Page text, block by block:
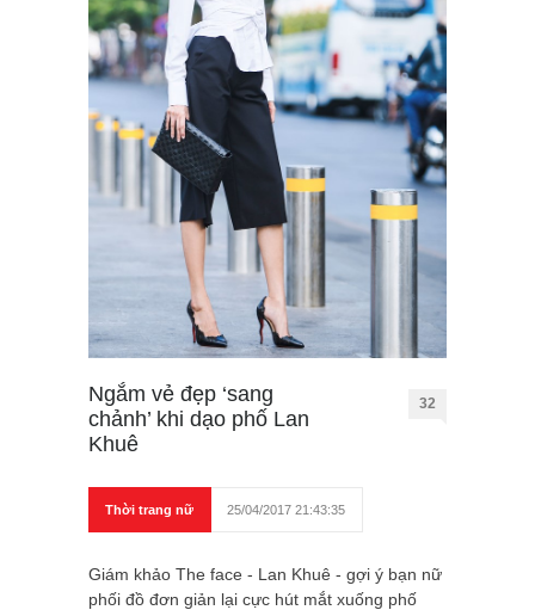
Ngắm vẻ đẹp ‘sang
chảnh’ khi dạo phố Lan
Khuê
32
Thời trang nữ 25/04/2017 21:43:35
Giám khảo The face - Lan Khuê - gợi ý bạn nữ
phối đồ đơn giản lại cực hút mắt xuống phố